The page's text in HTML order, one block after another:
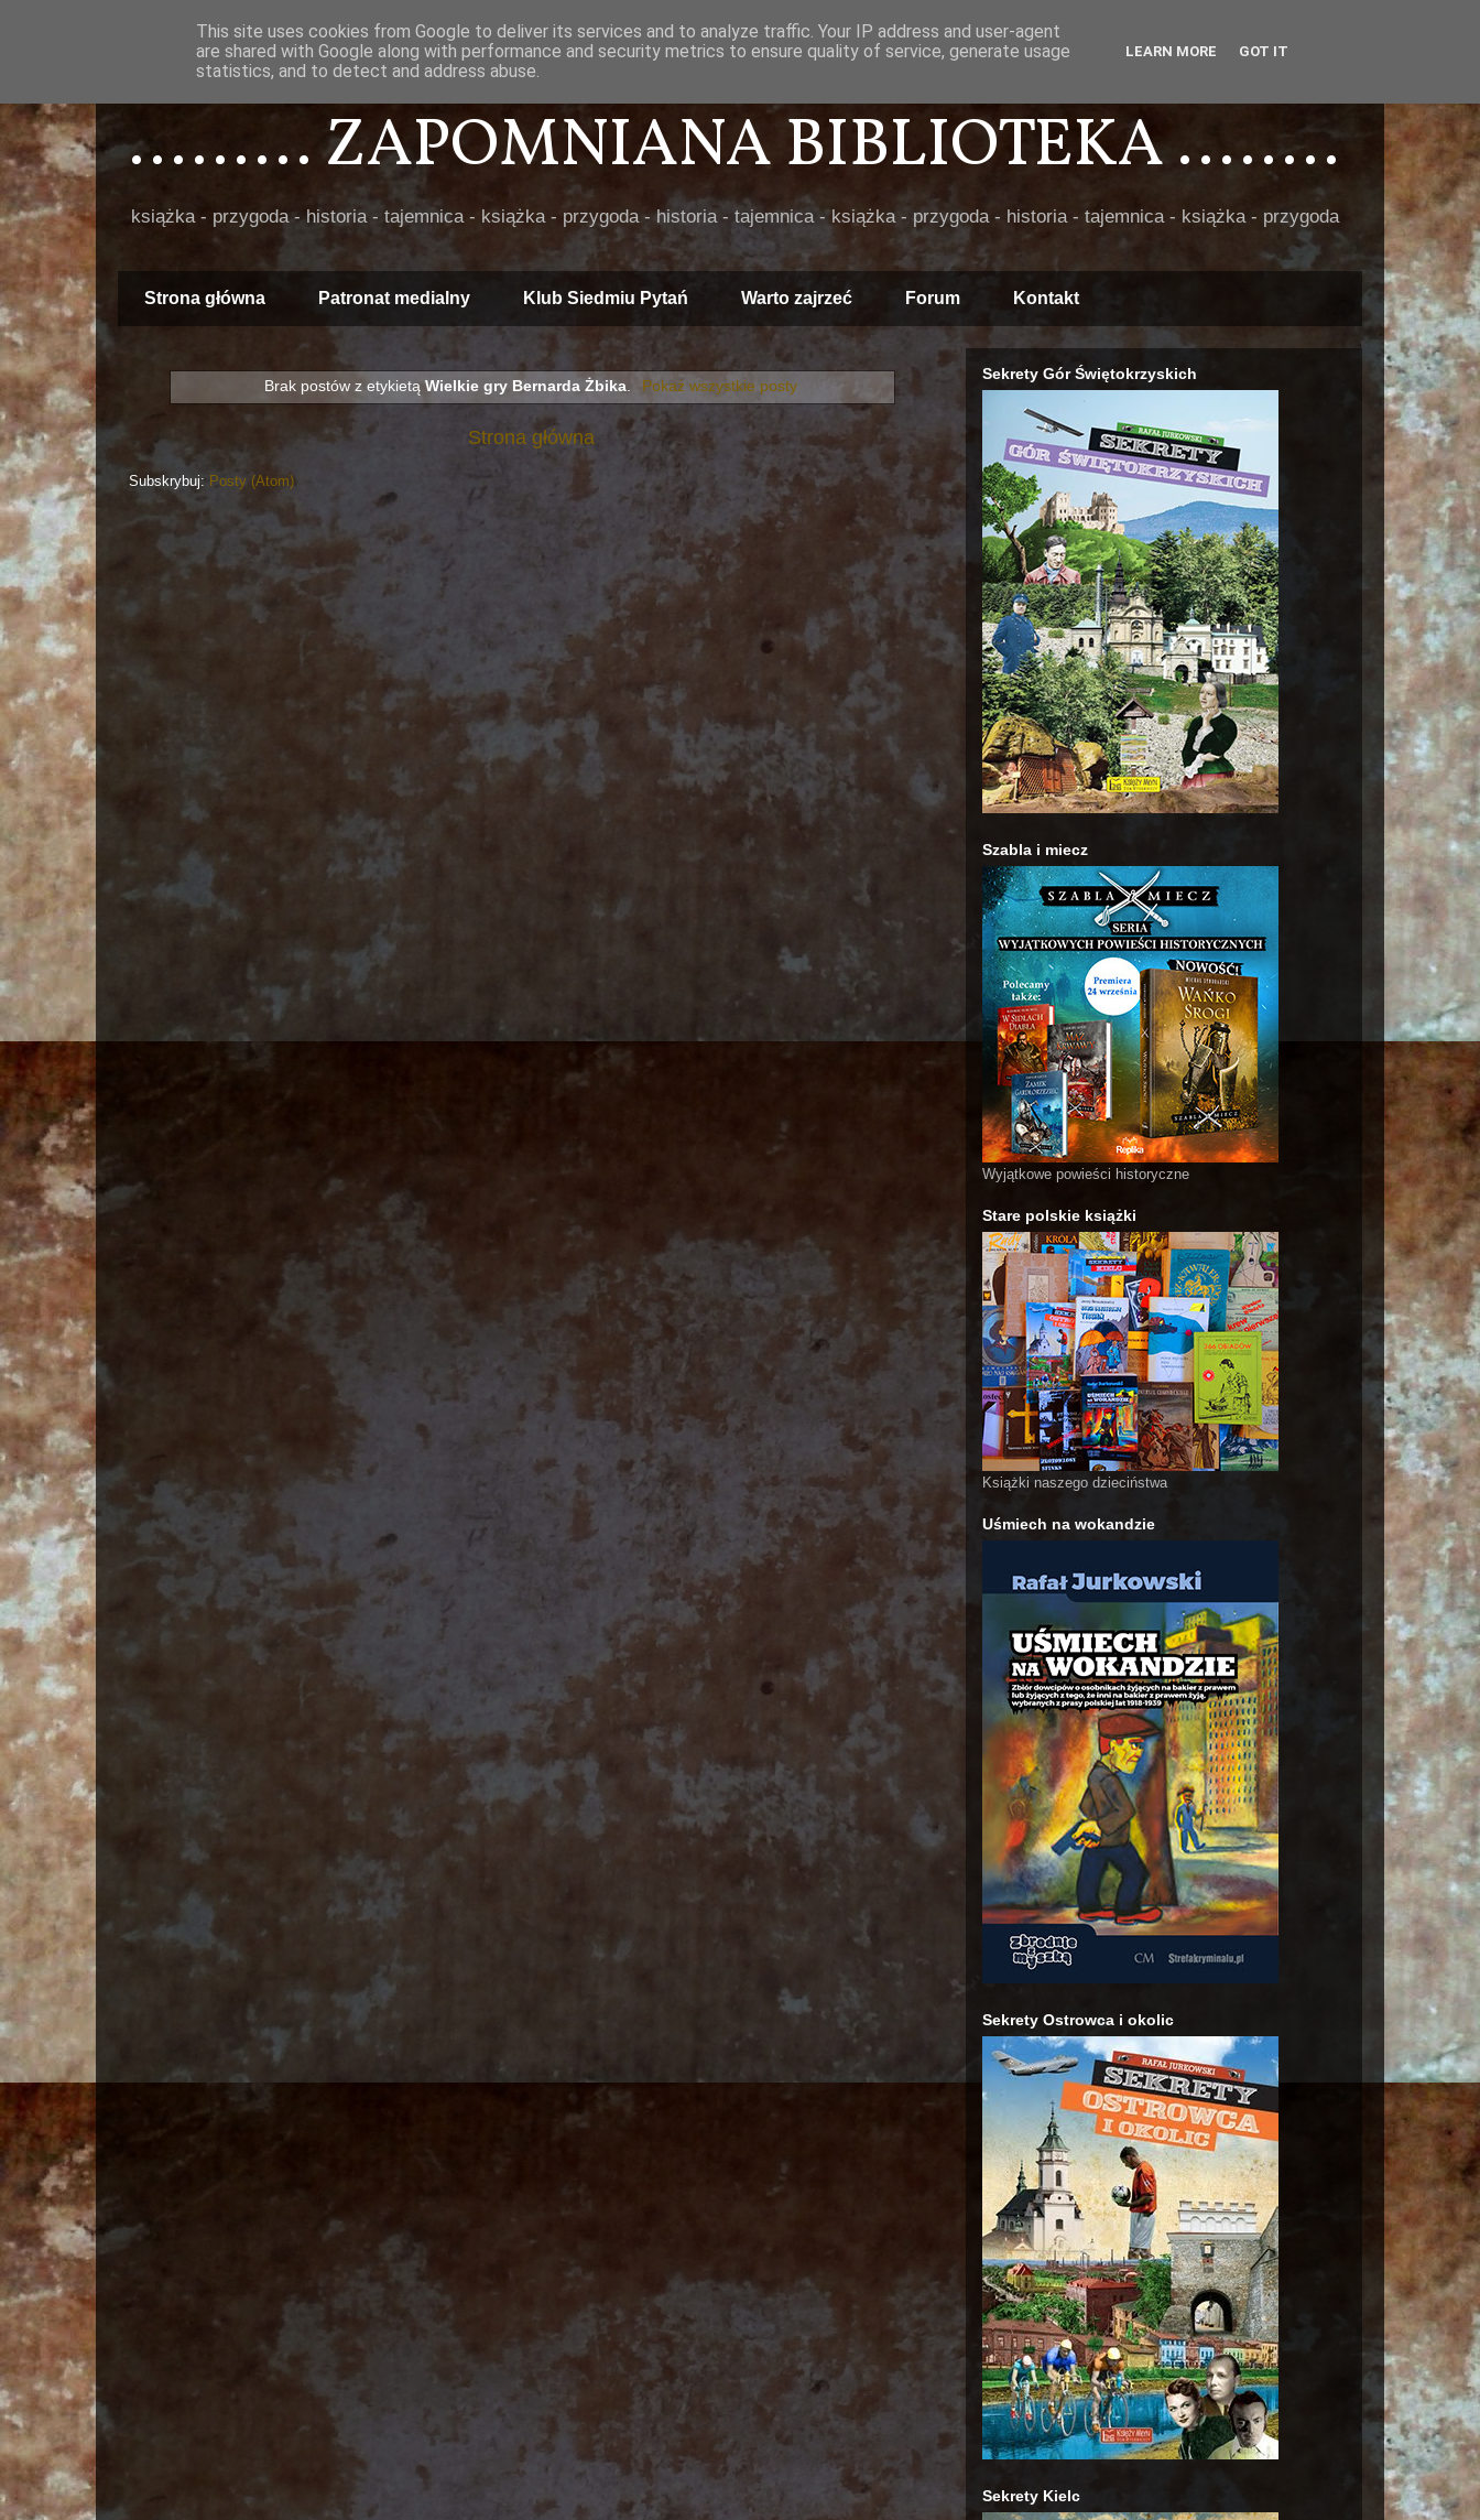
......... ZAPOMNIANA BIBLIOTEKA ........
książka - przygoda - historia - tajemnica - książka - przygoda - historia - tajemnica - książka - przygoda - historia - tajemnica - książka - przygoda
Strona główna Patronat medialny Klub Siedmiu Pytań Warto zajrzeć Forum Kontakt
Brak postów z etykietąWielkie gry Bernarda Żbika. Pokaż wszystkie posty
Strona główna
Subskrybuj: Posty (Atom)
Sekrety Gór Świętokrzyskich
Szabla i miecz
Wyjątkowe powieści historyczne
Stare polskie książki
Książki naszego dzieciństwa
Uśmiech na wokandzie
Sekrety Ostrowca i okolic
Sekrety Kielc
This site uses cookies from Google to deliver its services and to analyze traffic. Your IP address and user-agent
are shared with Google along with performance and security metrics to ensure quality of service, generate usage
statistics, and to detect and address abuse.
LEARN MORE GOT IT